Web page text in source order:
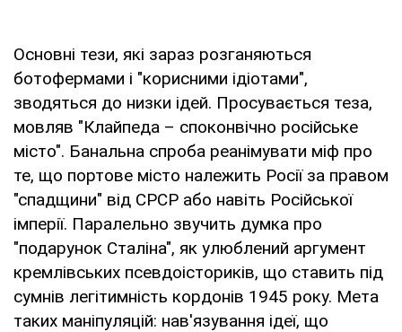
Основні тези, які зараз розганяються
ботофермами і "корисними ідіотами",
зводяться до низки ідей. Просувається теза,
мовляв "Клайпеда – споконвічно російське
місто". Банальна спроба реанімувати міф про
те, що портове місто належить Росії за правом
"спадщини" від СРСР або навіть Російської
імперії. Паралельно звучить думка про
"подарунок Сталіна", як улюблений аргумент
кремлівських псевдоісториків, що ставить під
сумнів легітимність кордонів 1945 року. Мета
таких маніпуляцій: нав'язування ідеї, що